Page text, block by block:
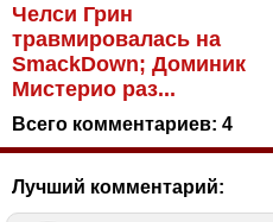
Челси Грин
травмировалась на
SmackDown; Доминик
Мистерио раз...
Всего комментариев: 4
Лучший комментарий: